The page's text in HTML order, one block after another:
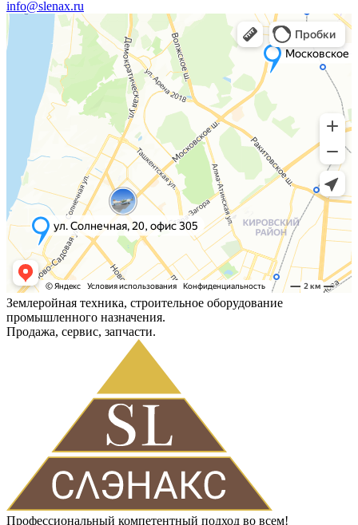
info@slenax.ru
Землеройная техника, строительное оборудование
промышленного назначения.
Продажа, сервис, запчасти.
Профессиональный компетентный подход во всем!